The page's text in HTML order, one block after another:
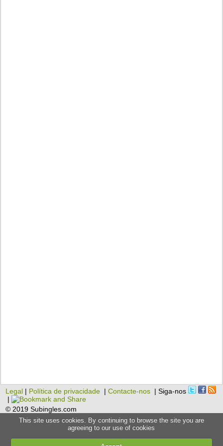
Legal | Política de privacidade |Contacte-nos | Siga-nos
|
© 2019 Subingles.com
This site uses cookies. By continuing to browse the site you are
agreeing to our use of cookies